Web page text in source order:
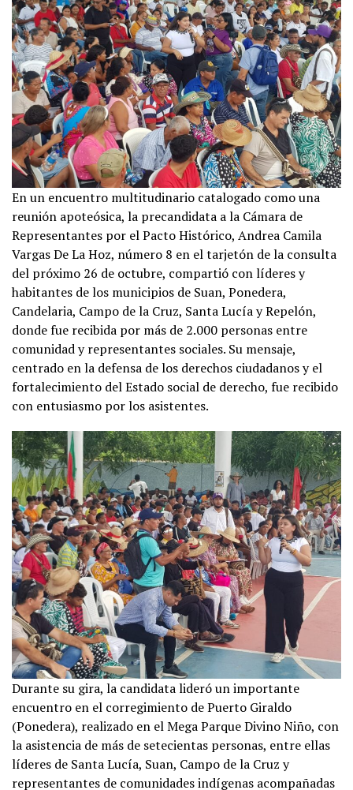
En un encuentro multitudinario catalogado como una
reunión apoteósica, la precandidata a la Cámara de
Representantes por el Pacto Histórico, Andrea Camila
Vargas De La Hoz, número 8 en el tarjetón de la consulta
del próximo 26 de octubre, compartió con líderes y
habitantes de los municipios de Suan, Ponedera,
Candelaria, Campo de la Cruz, Santa Lucía y Repelón,
donde fue recibida por más de 2.000 personas entre
comunidad y representantes sociales. Su mensaje,
centrado en la defensa de los derechos ciudadanos y el
fortalecimiento del Estado social de derecho, fue recibido
con entusiasmo por los asistentes.
Durante su gira, la candidata lideró un importante
encuentro en el corregimiento de Puerto Giraldo
(Ponedera), realizado en el Mega Parque Divino Niño, con
la asistencia de más de setecientas personas, entre ellas
líderes de Santa Lucía, Suan, Campo de la Cruz y
representantes de comunidades indígenas acompañadas